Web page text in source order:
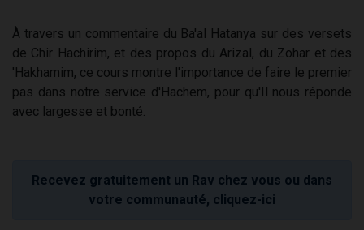
À travers un commentaire du Ba'al Hatanya sur des versets
de Chir Hachirim, et des propos du Arizal, du Zohar et des
'Hakhamim, ce cours montre l'importance de faire le premier
pas dans notre service d'Hachem, pour qu'Il nous réponde
avec largesse et bonté.
Recevez gratuitement un Rav chez vous ou dans
votre communauté, cliquez-ici